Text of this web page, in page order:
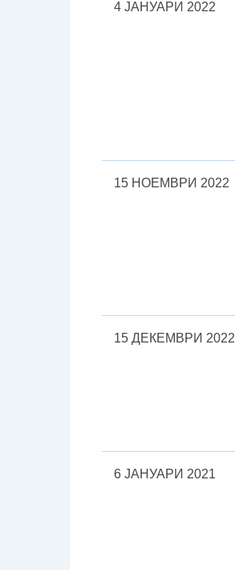
4 ЈАНУАРИ 2022
15 НОЕМВРИ 2022
15 ДЕКЕМВРИ 2022
6 ЈАНУАРИ 2021